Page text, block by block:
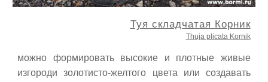
Туя складчатая Корник
Thuja plicata Kornik
можно формировать высокие и плотные живые
изгороди золотисто-желтого цвета или создавать